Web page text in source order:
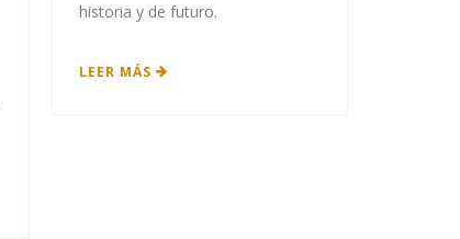
historia y de futuro.
LEER MÁS